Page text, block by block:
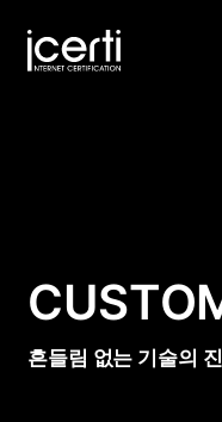
흔들림 없는 기술의